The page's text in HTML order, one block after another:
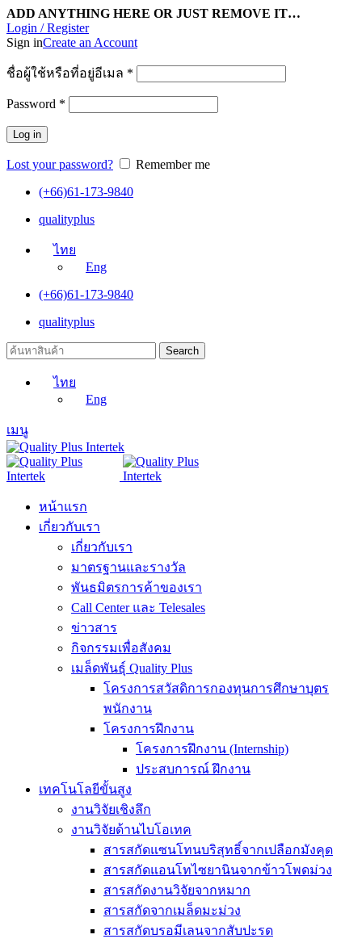
ADD ANYTHING HERE OR JUST REMOVE IT…
Login / Register
Sign inCreate an Account
ชื่อผู้ใช้หรือที่อยู่อีเมล *
Password *
Log in
Lost your password?
Remember me
(+66)61-173-9840
qualityplus
ไทย
Eng
(+66)61-173-9840
qualityplus
Search
ไทย
Eng
เมนู
หน้าแรก
เกี่ยวกับเรา
เกี่ยวกับเรา
มาตรฐานและรางวัล
พันธมิตรการค้าของเรา
Call Center และ Telesales
ข่าวสาร
กิจกรรมเพื่อสังคม
เมล็ดพันธุ์ Quality Plus
โครงการสวัสดิการกองทุนการศึกษาบุตร
พนักงาน
โครงการฝึกงาน
โครงการฝึกงาน (Internship)
ประสบการณ์ ฝึกงาน
เทคโนโลยีขั้นสูง
งานวิจัยเชิงลึก
งานวิจัยด้านไบโอเทค
สารสกัดแซนโทนบริสุทธิ์จากเปลือกมังคุด
สารสกัดแอนโทไซยานินจากข้าวโพดม่วง
สารสกัดงานวิจัยจากหมาก
สารสกัดจากเมล็ดมะม่วง
สารสกัดบรอมีเลนจากสับปะรด